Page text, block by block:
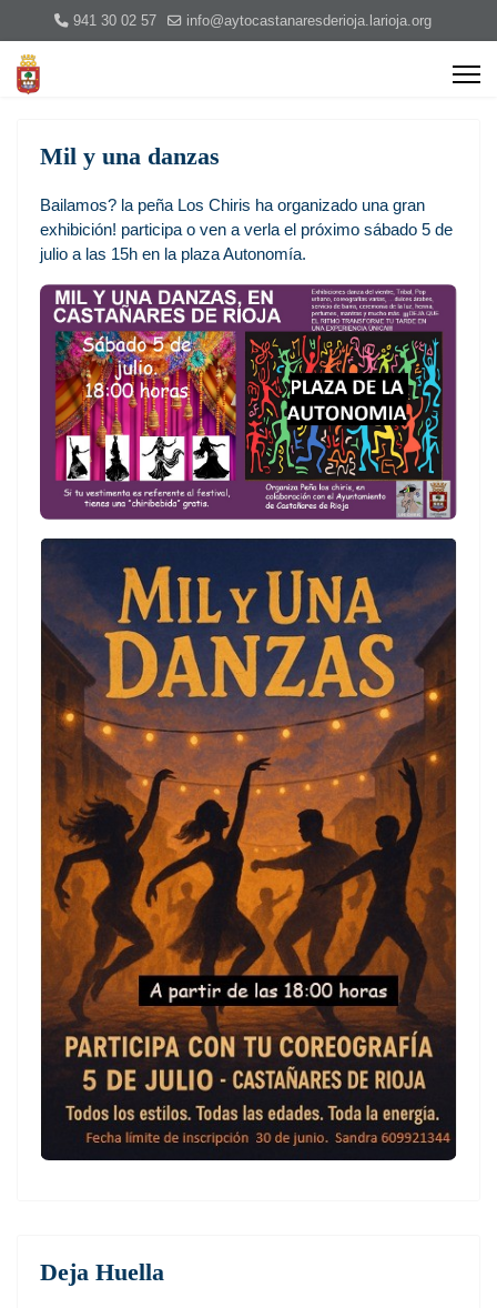
941 30 02 57 info@aytocastanaresderioja.larioja.org
Mil y una danzas
Bailamos? la peña Los Chiris ha organizado una gran
exhibición! participa o ven a verla el próximo sábado 5 de
julio a las 15h en la plaza Autonomía.
Deja Huella